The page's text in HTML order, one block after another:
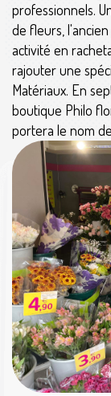
professionnels.
de fleurs,
activité en
rajouter une
Matériaux. En
boutique Philo
portera le nom